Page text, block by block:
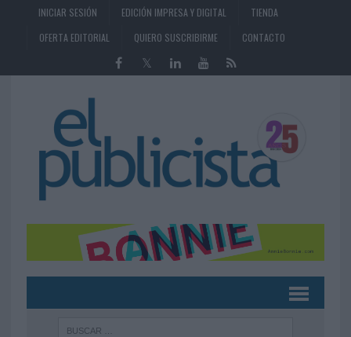
INICIAR SESIÓN EDICIÓN IMPRESA Y DIGITAL
TIENDA
OFERTA EDITORIAL
QUIERO SUSCRIBIRME CONTACTO